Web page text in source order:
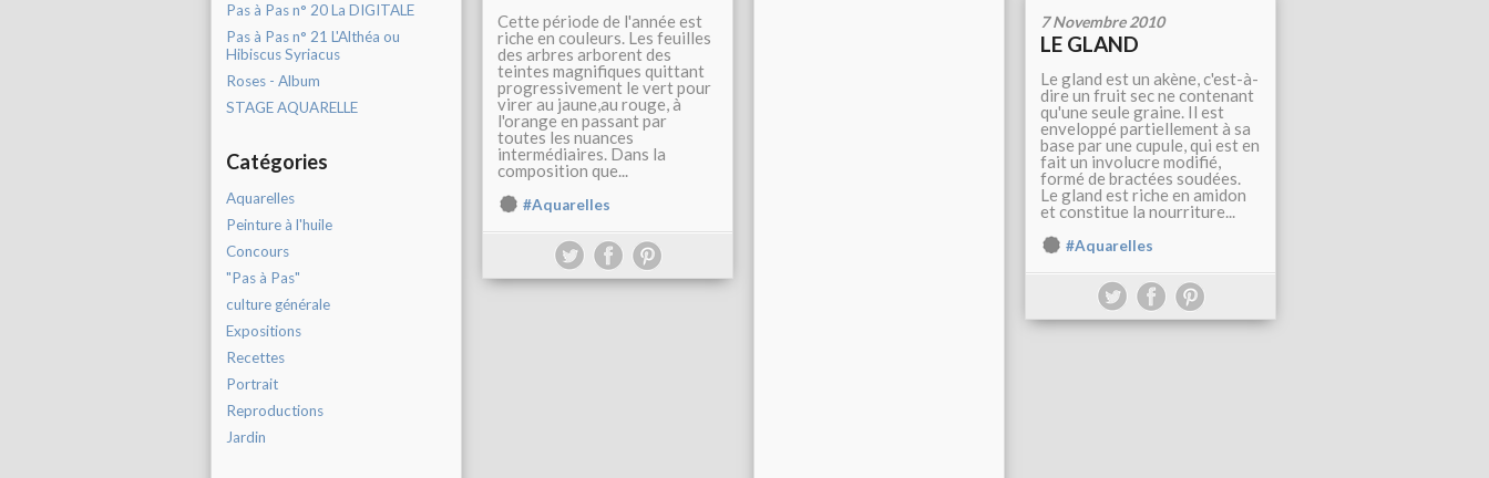
Pas à Pas n° 20 La DIGITALE
Pas à Pas n° 21 L'Althéa ou
Hibiscus Syriacus
Roses - Album
STAGE AQUARELLE
Catégories
Aquarelles
Peinture à l'huile
Concours
"Pas à Pas"
culture générale
Expositions
Recettes
Portrait
Reproductions
Jardin
Cette période de l'année est
riche en couleurs. Les feuilles
des arbres arborent des
teintes magnifiques quittant
progressivement le vert pour
virer au jaune,au rouge, à
l'orange en passant par
toutes les nuances
intermédiaires. Dans la
composition que...
#Aquarelles
7 Novembre 2010
LE GLAND
Le gland est un akène, c'est-à-
dire un fruit sec ne contenant
qu'une seule graine. Il est
enveloppé partiellement à sa
base par une cupule, qui est en
fait un involucre modifié,
formé de bractées soudées.
Le gland est riche en amidon
et constitue la nourriture...
#Aquarelles